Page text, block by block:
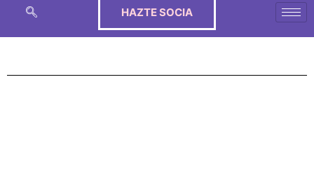
HAZTE SOCIA